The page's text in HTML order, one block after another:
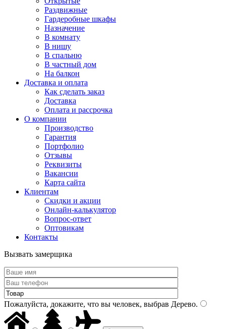
Раздвижные
Гардеробные шкафы
Назначение
В комнату
В нишу
В спальню
В частный дом
На балкон
Доставка и оплата
Как сделать заказ
Доставка
Оплата и рассрочка
О компании
Производство
Гарантия
Портфолио
Отзывы
Реквизиты
Вакансии
Карта сайта
Клиентам
Скидки и акции
Онлайн-калькулятор
Вопрос-ответ
Оптовикам
Контакты
Вызвать замерщика
Пожалуйста, докажите, что вы человек, выбрав Дерево.